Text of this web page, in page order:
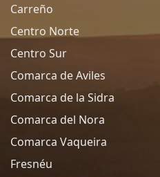
Carreño
Centro Norte
Centro Sur
Comarca de Aviles
Comarca de la Sidra
Comarca del Nora
Comarca Vaqueira
Fresnéu